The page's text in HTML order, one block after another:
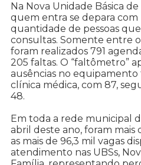
Na Nova Unidade Básica
quem entra se depara
quantidade de pessoas
consultas. Somente entre
foram realizados 791
205 faltas. O “faltômetro”
ausências no equipamento
clínica médica, com 87,
48.
Em toda a rede municipal
abril deste ano, foram mais
as mais de 96,3 mil vagas
atendimento nas UBSs,